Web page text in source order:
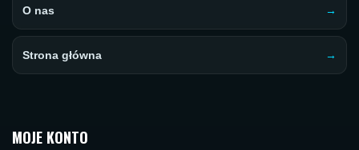
O nas
Strona główna
MOJE KONTO